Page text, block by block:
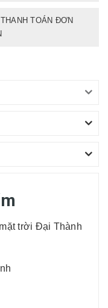
THANH TOÁN ĐƠN
trời Đại Thành